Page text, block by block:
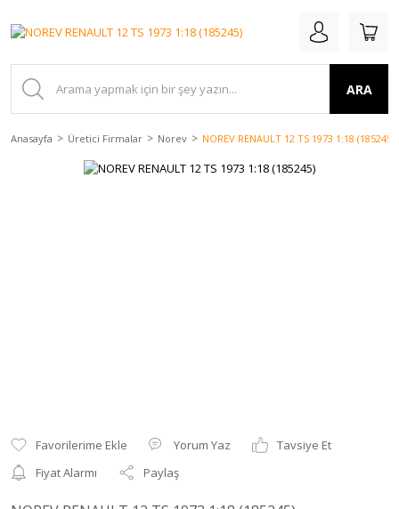
ARA
Anasayfa Üretici Firmalar Norev NOREV RENAULT 12 TS 1973 1:18 (185245)
Yorum Yaz
Tavsiye Et
Fiyat Alarmı
Paylaş